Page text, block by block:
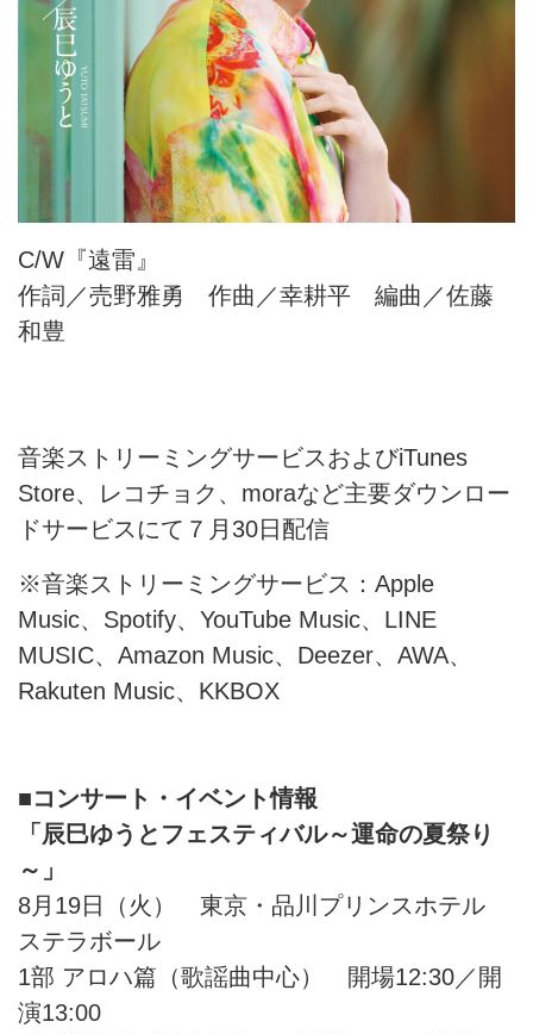
C/W『遠雷』
作詞／売野雅勇 作曲／幸耕平 編曲／佐藤
和豊
音楽ストリーミングサービスおよびiTunes
Store、レコチョク、moraなど主要ダウンロー
ドサービスにて７月30日配信
※音楽ストリーミングサービス：Apple
Music、Spotify、YouTube Music、LINE
MUSIC、Amazon Music、Deezer、AWA、
Rakuten Music、KKBOX
■コンサート・イベント情報
「辰巳ゆうとフェスティバル～運命の夏祭り
～」
8月19日（火） 東京・品川プリンスホテル
ステラボール
1部 アロハ篇（歌謡曲中心） 開場12:30／開
演13:00